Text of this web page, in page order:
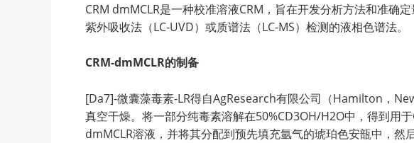
CRM dmMCLR是一种校准溶液CRM，旨在开发分析方法和准确
紫外吸收法（LC-UVD）或质谱法（LC-MS）检测的液相色谱法。
CRM-dmMCLR的制备
[Da7]-微囊藻毒素-LR得自AgResearch有限公司（Hamilton，
真空干燥。将一部分纯毒素溶解在50%CD3OH/H2O中，得到用
dmMCLR溶液，并将其分配到预先填充氩气的琥珀色安瓿中，然